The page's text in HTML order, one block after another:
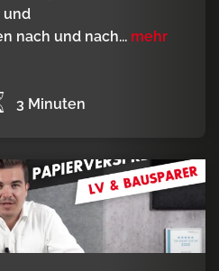
und
nach und nach... mehr
3 Minuten